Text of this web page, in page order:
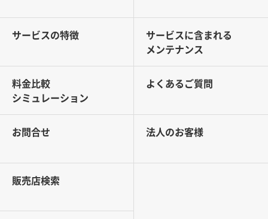
サービスの特徴
サービスに含まれる
メンテナンス
料金比較
シミュレーション
よくあるご質問
お問合せ 法人のお客様
販売店検索